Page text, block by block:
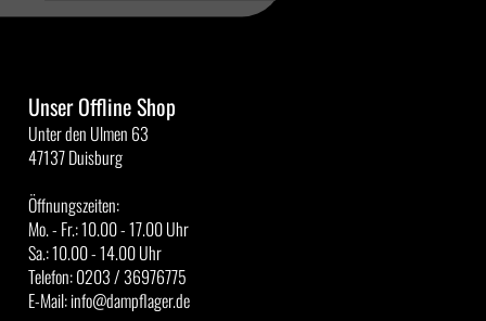
Unser Offline Shop
Unter den Ulmen 63
47137 Duisburg
Öffnungszeiten:
Mo. - Fr.: 10.00 - 17.00 Uhr
Sa.: 10.00 - 14.00 Uhr
Telefon: 0203 / 36976775
E-Mail: info@dampflager.de